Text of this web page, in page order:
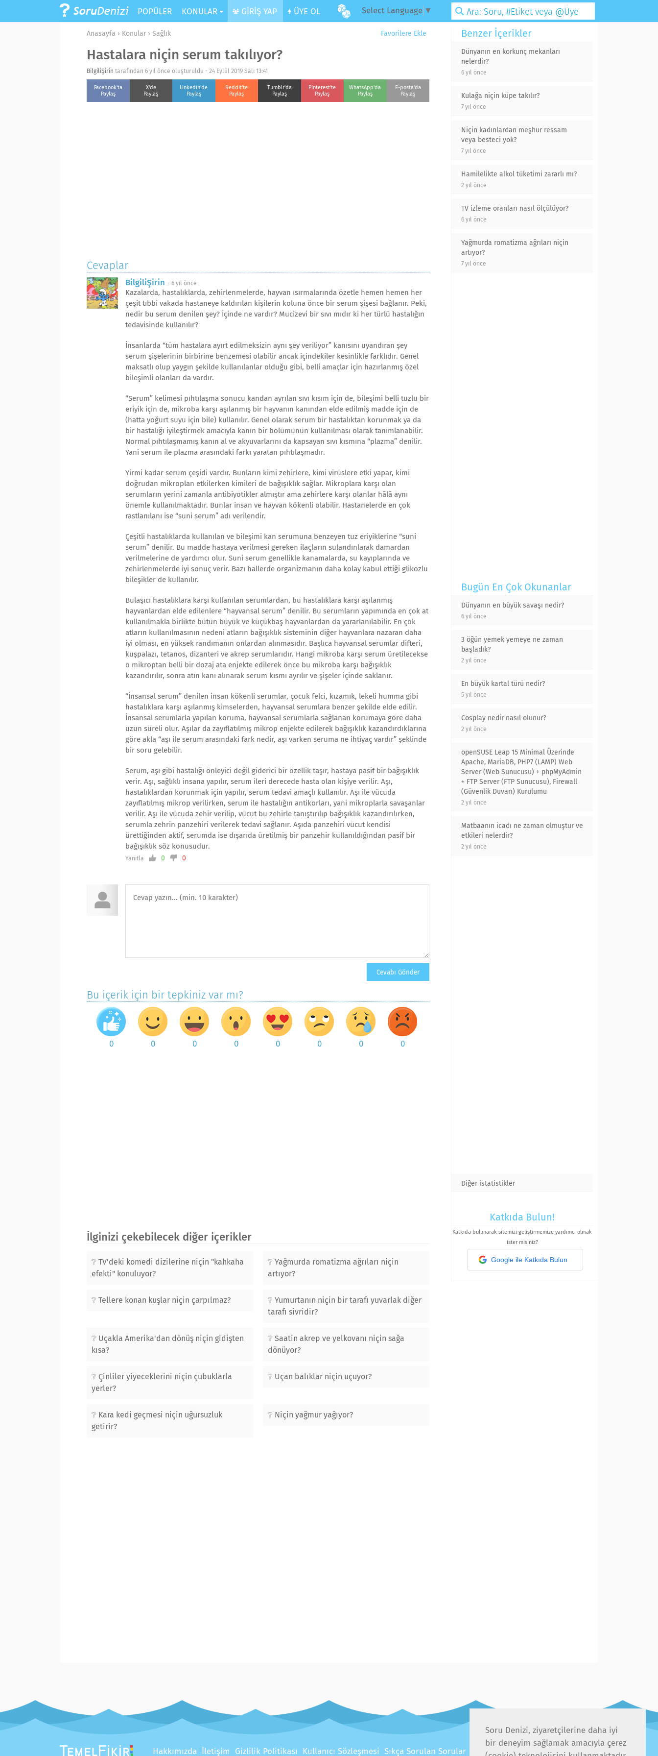
POPÜLER KONULAR GİRİŞ YAP ÜYE OL Select Language ▼
Favorilere Ekle
Anasayfa › Konular › Sağlık
Hastalara niçin serum takılıyor?
BilgiliŞirin tarafından 6 yıl önce oluşturuldu - 24 Eylül 2019 Salı 13:41
Facebook'ta
Paylaş
X'de
Paylaş
Linkedin'de
Paylaş
Reddit'te
Paylaş
Tumblr'da
Paylaş
Pinterest'te
Paylaş
WhatsApp'da
Paylaş
E-posta'da
Paylaş
Cevaplar
BilgiliŞirin - 6 yıl önce
Kazalarda, hastalıklarda, zehirlenmelerde, hayvan ısırmalarında özetle hemen hemen her
çeşit tıbbi vakada hastaneye kaldırılan kişilerin koluna önce bir serum şişesi bağlanır. Peki,
nedir bu serum denilen şey? İçinde ne vardır? Mucizevi bir sıvı mıdır ki her türlü hastalığın
tedavisinde kullanılır?
İnsanlarda “tüm hastalara ayırt edilmeksizin aynı şey veriliyor” kanısını uyandıran şey
serum şişelerinin birbirine benzemesi olabilir ancak içindekiler kesinlikle farklıdır. Genel
maksatlı olup yaygın şekilde kullanılanlar olduğu gibi, belli amaçlar için hazırlanmış özel
bileşimli olanları da vardır.
“Serum” kelimesi pıhtılaşma sonucu kandan ayrılan sıvı kısım için de, bileşimi belli tuzlu bir
eriyik için de, mikroba karşı aşılanmış bir hayvanın kanından elde edilmiş madde için de
(hatta yoğurt suyu için bile) kullanılır. Genel olarak serum bir hastalıktan korunmak ya da
bir hastalığı iyileştirmek amacıyla kanın bir bölümünün kullanılması olarak tanımlanabilir.
Normal pıhtılaşmamış kanın al ve akyuvarlarını da kapsayan sıvı kısmına “plazma” denilir.
Yani serum ile plazma arasındaki farkı yaratan pıhtılaşmadır.
Yirmi kadar serum çeşidi vardır. Bunların kimi zehirlere, kimi virüslere etki yapar, kimi
doğrudan mikroplan etkilerken kimileri de bağışıklık sağlar. Mikroplara karşı olan
serumların yerini zamanla antibiyotikler almıştır ama zehirlere karşı olanlar hâlâ aynı
önemle kullanılmaktadır. Bunlar insan ve hayvan kökenli olabilir. Hastanelerde en çok
rastlanılanı ise “suni serum” adı verilendir.
Çeşitli hastalıklarda kullanılan ve bileşimi kan serumuna benzeyen tuz eriyiklerine “suni
serum” denilir. Bu madde hastaya verilmesi gereken ilaçların sulandınlarak damardan
verilmelerine de yardımcı olur. Suni serum genellikle kanamalarda, su kayıplarında ve
zehirlenmelerde iyi sonuç verir. Bazı hallerde organizmanın daha kolay kabul ettiği glikozlu
bileşikler de kullanılır.
Bulaşıcı hastalıklara karşı kullanılan serumlardan, bu hastalıklara karşı aşılanmış
hayvanlardan elde edilenlere “hayvansal serum” denilir. Bu serumların yapımında en çok at
kullanılmakla birlikte bütün büyük ve küçükbaş hayvanlardan da yararlanılabilir. En çok
atların kullanılmasının nedeni atların bağışıklık sisteminin diğer hayvanlara nazaran daha
iyi olması, en yüksek randımanın onlardan alınmasıdır. Başlıca hayvansal serumlar difteri,
kuşpalazı, tetanos, dizanteri ve akrep serumlarıdır. Hangi mikroba karşı serum üretilecekse
o mikroptan belli bir dozaj ata enjekte edilerek önce bu mikroba karşı bağışıklık
kazandırılır, sonra atın kanı alınarak serum kısmı ayrılır ve şişeler içinde saklanır.
“İnsansal serum” denilen insan kökenli serumlar, çocuk felci, kızamık, lekeli humma gibi
hastalıklara karşı aşılanmış kimselerden, hayvansal serumlara benzer şekilde elde edilir.
İnsansal serumlarla yapılan koruma, hayvansal serumlarla sağlanan korumaya göre daha
uzun süreli olur. Aşılar da zayıflatılmış mikrop enjekte edilerek bağışıklık kazandırdıklarına
göre akla “aşı ile serum arasındaki fark nedir, aşı varken seruma ne ihtiyaç vardır” şeklinde
bir soru gelebilir.
Serum, aşı gibi hastalığı önleyici değil giderici bir özellik taşır, hastaya pasif bir bağışıklık
verir. Aşı, sağlıklı insana yapılır, serum ileri derecede hasta olan kişiye verilir. Aşı,
hastalıklardan korunmak için yapılır, serum tedavi amaçlı kullanılır. Aşı ile vücuda
zayıflatılmış mikrop verilirken, serum ile hastalığın antikorları, yani mikroplarla savaşanlar
verilir. Aşı ile vücuda zehir verilip, vücut bu zehirle tanıştırılıp bağışıklık kazandırılırken,
serumla zehrin panzehiri verilerek tedavi sağlanır. Aşıda panzehiri vücut kendisi
ürettiğinden aktif, serumda ise dışarıda üretilmiş bir panzehir kullanıldığından pasif bir
bağışıklık söz konusudur.
Yanıtla 0 0
Bu içerik için bir tepkiniz var mı?
0 0 0 0 0 0 0 0
İlginizi çekebilecek diğer içerikler
TV'deki komedi dizilerine niçin "kahkaha
efekti" konuluyor?
Yağmurda romatizma ağrıları niçin
artıyor?
Tellere konan kuşlar niçin çarpılmaz?
Yumurtanın niçin bir tarafı yuvarlak diğer
tarafı sivridir?
Uçakla Amerika'dan dönüş niçin gidişten
kısa?
Saatin akrep ve yelkovanı niçin sağa
dönüyor?
Çinliler yiyeceklerini niçin çubuklarla
yerler?
Uçan balıklar niçin uçuyor?
Kara kedi geçmesi niçin uğursuzluk
getirir?
Niçin yağmur yağıyor?
Benzer İçerikler
Dünyanın en korkunç mekanları
nelerdir?
6 yıl önce
Kulağa niçin küpe takılır?
7 yıl önce
Niçin kadınlardan meşhur ressam
veya besteci yok?
7 yıl önce
Hamilelikte alkol tüketimi zararlı mı?
2 yıl önce
TV izleme oranları nasıl ölçülüyor?
6 yıl önce
Yağmurda romatizma ağrıları niçin
artıyor?
7 yıl önce
Bugün En Çok Okunanlar
Dünyanın en büyük savaşı nedir?
6 yıl önce
3 öğün yemek yemeye ne zaman
başladık?
2 yıl önce
En büyük kartal türü nedir?
5 yıl önce
Cosplay nedir nasıl olunur?
2 yıl önce
openSUSE Leap 15 Minimal Üzerinde
Apache, MariaDB, PHP7 (LAMP) Web
Server (Web Sunucusu) + phpMyAdmin
+ FTP Server (FTP Sunucusu), Firewall
(Güvenlik Duvarı) Kurulumu
2 yıl önce
Matbaanın icadı ne zaman olmuştur ve
etkileri nelerdir?
2 yıl önce
Diğer istatistikler
Katkıda Bulun!
Katkıda bulunarak sitemizi geliştirmemize yardımcı olmak
ister misiniz?
Google ile Katkıda Bulun
Hakkımızda İletişim Gizlilik Politikası Kullanıcı Sözleşmesi Sıkça Sorulan Sorular
Soru Denizi, ziyaretçilerine daha iyi
bir deneyim sağlamak amacıyla çerez